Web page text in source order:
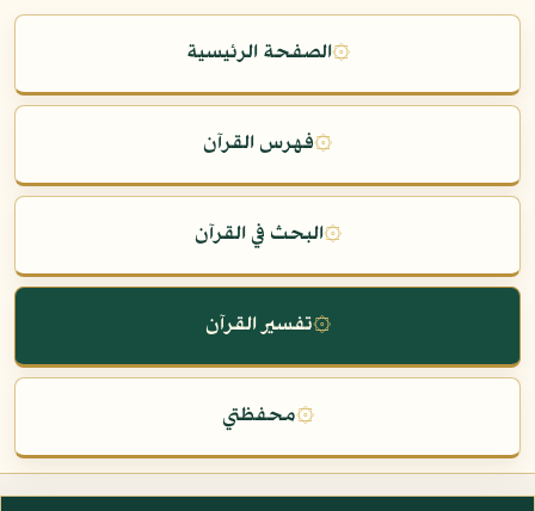
۞الصفحة الرئيسية
۞فهرس القرآن
۞البحث في القرآن
۞تفسير القرآن
۞محفظتي